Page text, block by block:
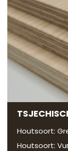
Houtsoort:
Houtsoort: